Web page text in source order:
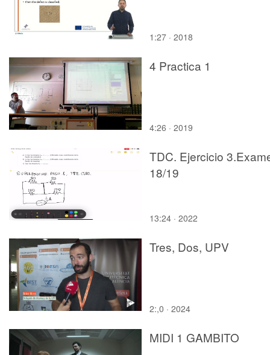
1:27 · 2018
4 Practica 1
4:26 · 2019
TDC. Ejercicio
18/19
13:24 · 2022
Tres, Dos, UPV
2:,0 · 2024
MIDI 1 GAMBITO